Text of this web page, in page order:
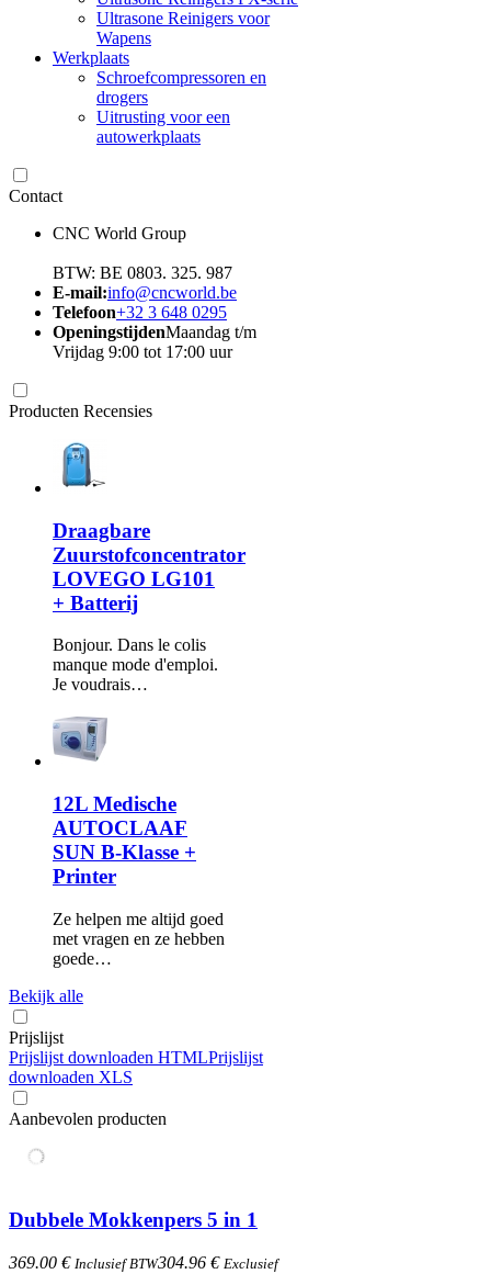
Ultrasone Reinigers voor
Wapens
Werkplaats
Schroefcompressoren en
drogers
Uitrusting voor een
autowerkplaats
Contact
CNC World Group
BTW: BE 0803. 325. 987
E-mail:info@cncworld.be
Telefoon+32 3 648 0295
OpeningstijdenMaandag t/m
Vrijdag 9:00 tot 17:00 uur
Producten Recensies
Draagbare
Zuurstofconcentrator
LOVEGO LG101
+ Batterij
Bonjour. Dans le colis
manque mode d'emploi.
Je voudrais…
12L Medische
AUTOCLAAF
SUN B-Klasse +
Printer
Ze helpen me altijd goed
met vragen en ze hebben
goede…
Bekijk alle
Prijslijst
Prijslijst downloaden HTMLPrijslijst
downloaden XLS
Aanbevolen producten
Dubbele Mokkenpers 5 in 1
369.00 € Inclusief BTW304.96 € Exclusief